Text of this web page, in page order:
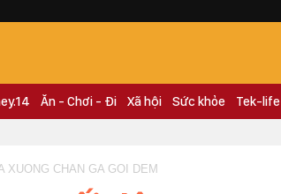
Ăn - Chơi - Đi Xã hội Sức khỏe Tek-life
CHAN GA GOI DEM